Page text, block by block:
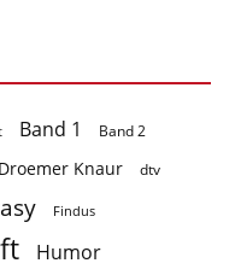
Band 1 Band 2
Droemer Knaur dtv
Findus
Humor